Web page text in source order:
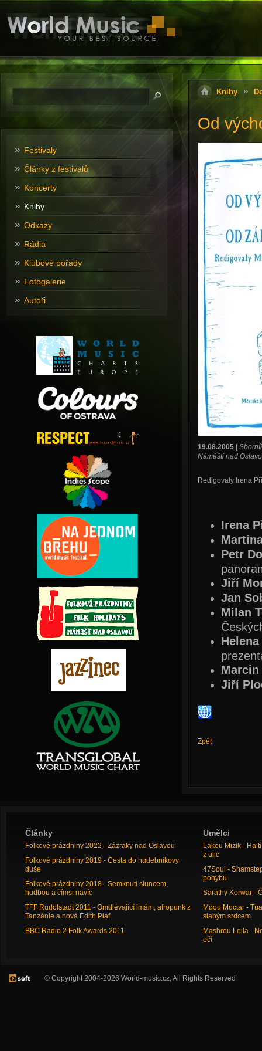
Knihy
Od
19.08.2005|
Náměšti nad
Redigovaly Irena
Irena
Petr
Jiří
Jan
Milan
Marcin
Jiří
Zpět
Festivaly
Články z festivalů
Koncerty
Knihy
Odkazy
Rádia
Klubové pořady
Fotogalerie
Autoři
Články
Folkové prázdniny 2022 - Zázraky nad Oslavou
Folkové prázdniny 2019 - Cesta do hudebníkovy
duše
Folkové prázdniny 2018 - Semknuti sluncem,
hudbou a čímsi navíc
TFF Rudolstadt 2011 - Omdlévající imám, afropunk z
Tanzánie a nová Edith Piaf
BBC Radio 2 Folk Awards 2011
Umělci
Lakou Mizik -
z ulic
47Soul -
pohybu.
Sarathy Korwar -
Mdou Moctar -
slabým srdcem
Mashrou Leila -
očí
© Copyright 2004-2026 World-music.cz, All Rights Reserved